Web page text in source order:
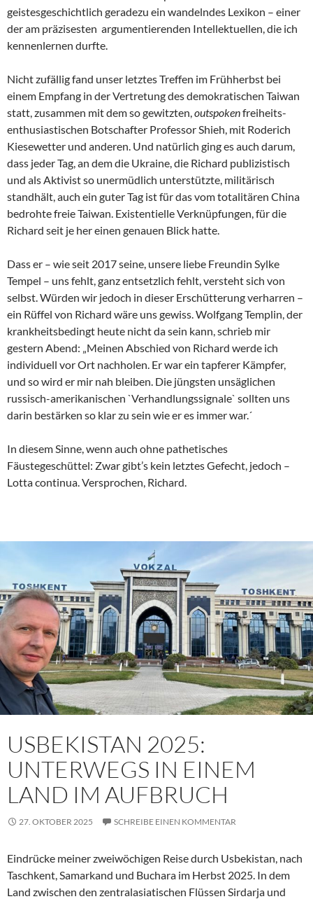
geistesgeschichtlich geradezu ein wandelndes Lexikon – einer
der am präzisesten argumentierenden Intellektuellen, die ich
kennenlernen durfte.
Nicht zufällig fand unser letztes Treffen im Frühherbst bei
einem Empfang in der Vertretung des demokratischen Taiwan
statt, zusammen mit dem so gewitzten,outspokenfreiheits-
enthusiastischen Botschafter Professor Shieh, mit Roderich
Kiesewetter und anderen. Und natürlich ging es auch darum,
dass jeder Tag, an dem die Ukraine, die Richard publizistisch
und als Aktivist so unermüdlich unterstützte, militärisch
standhält, auch ein guter Tag ist für das vom totalitären China
bedrohte freie Taiwan. Existentielle Verknüpfungen, für die
Richard seit je her einen genauen Blick hatte.
Dass er – wie seit 2017 seine, unsere liebe Freundin Sylke
Tempel – uns fehlt, ganz entsetzlich fehlt, versteht sich von
selbst. Würden wir jedoch in dieser Erschütterung verharren –
ein Rüffel von Richard wäre uns gewiss. Wolfgang Templin, der
krankheitsbedingt heute nicht da sein kann, schrieb mir
gestern Abend: „Meinen Abschied von Richard werde ich
individuell vor Ort nachholen. Er war ein tapferer Kämpfer,
und so wird er mir nah bleiben. Die jüngsten unsäglichen
russisch-amerikanischen `Verhandlungssignale` sollten uns
darin bestärken so klar zu sein wie er es immer war.´
In diesem Sinne, wenn auch ohne pathetisches
Fäustegeschüttel: Zwar gibt’s kein letztes Gefecht, jedoch –
Lotta continua. Versprochen, Richard.
USBEKISTAN 2025:
UNTERWEGS IN EINEM
LAND IM AUFBRUCH
27. OKTOBER 2025 SCHREIBE EINEN KOMMENTAR
Eindrücke meiner zweiwöchigen Reise durch Usbekistan, nach
Taschkent, Samarkand und Buchara im Herbst 2025. In dem
Land zwischen den zentralasiatischen Flüssen Sirdarja und